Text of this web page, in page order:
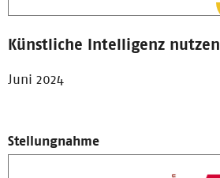
Künstliche Intelligenz nutzen
Juni 2024
Stellungnahme